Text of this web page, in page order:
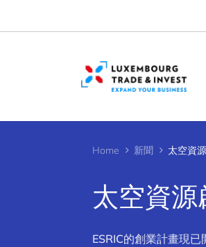
Home 新聞
太空資
ESRIC的創業計畫現